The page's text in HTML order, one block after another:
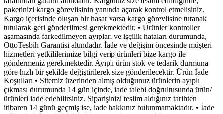
paketinizi kargo görevlisinin yanında açarak kontrol etmelisiniz.
Kargo içerisinde oluşan bir hasar varsa kargo görevlisine tutanak
tutularak geri gönderilmesi gerekmektedir. • Ürünler kontroller
aşamasında farkedilmeyen ayıpları ve işçilik hataları durumunda,
OttoTesbih Garantisi altındadır. İade ve değişim öncesinde müşteri
hizmetleri yetkililerimize bilgi verip ürünleri bize kargo ile
göndermeniz gerekmektedir. Ayıplı ürün stok ve tedarik durmuna
göre hızlı bir şekilde değiştirilerek size gönderilecektir. Ürün İade
Koşulları • Sitemiz üzerinden almış olduğunuz ürünlerin ayıplı
çıkması durumunda 14 gün içinde, iade talebi doğrultusunda ürün/
ürünleri iade edebilirsiniz. Siparişinizi teslim aldığınız tarihten
itibaren 14 günü geçmiş ise, iade hakkınız bulunmamaktadır. • İade